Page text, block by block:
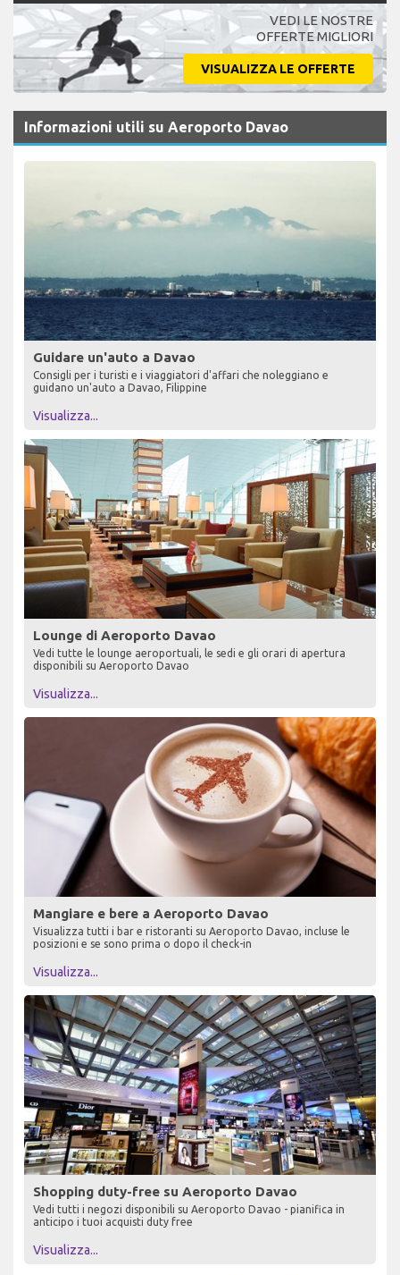
VEDI LE NOSTRE
OFFERTE MIGLIORI
VISUALIZZA LE OFFERTE
Informazioni utili su Aeroporto Davao
Guidare un'auto a Davao
Consigli per i turisti e i viaggiatori d'affari che noleggiano e
guidano un'auto a Davao, Filippine
Visualizza...
Lounge di Aeroporto Davao
Vedi tutte le lounge aeroportuali, le sedi e gli orari di apertura
disponibili su Aeroporto Davao
Visualizza...
Mangiare e bere a Aeroporto Davao
Visualizza tutti i bar e ristoranti su Aeroporto Davao, incluse le
posizioni e se sono prima o dopo il check-in
Visualizza...
Shopping duty-free su Aeroporto Davao
Vedi tutti i negozi disponibili su Aeroporto Davao - pianifica in
anticipo i tuoi acquisti duty free
Visualizza...